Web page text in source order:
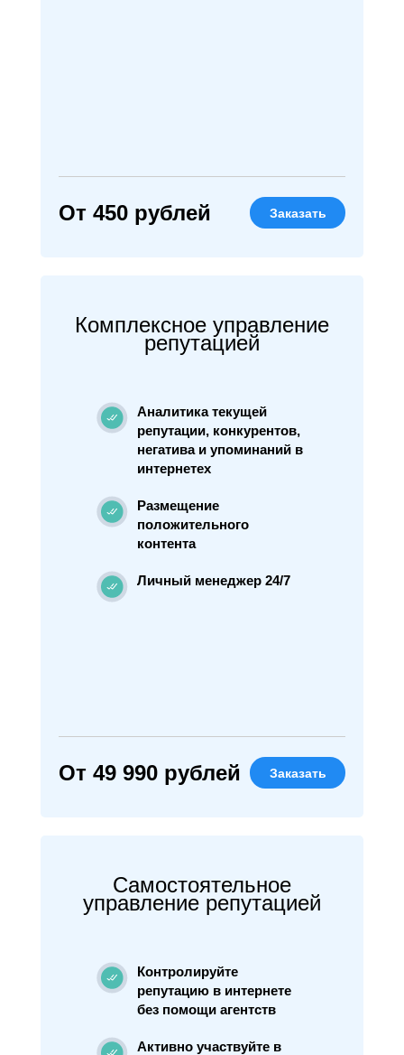
От 450 рублей Заказать
Комплексное управление
репутацией
Аналитика текущей
репутации, конкурентов,
негатива и упоминаний в
интернетех
Размещение
положительного
контента
Личный менеджер 24/7
От 49 990 рублей Заказать
Самостоятельное
управление репутацией
Контролируйте
репутацию в интернете
без помощи агентств
Активно участвуйте в